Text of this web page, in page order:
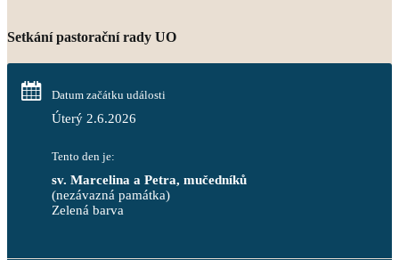
Setkání pastorační rady UO
Datum začátku události
Úterý 2.6.2026
Tento den je:
sv. Marcelina a Petra, mučedníků
(nezávazná památka)
Zelená barva